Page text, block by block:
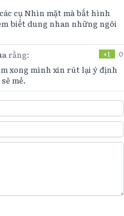
cụ Nhìn mặt mà bắt hình
biết dung nhan những ngôi
rằng: +1 0
xong mình xin rút lại ý định
mẻ.